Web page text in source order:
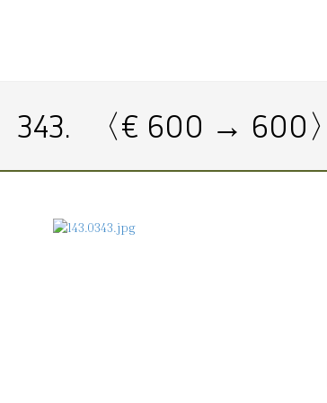
343. 〈€ 600 → 600〉